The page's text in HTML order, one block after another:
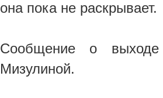
она пока не раскрывает.
Сообщение о
Мизулиной.